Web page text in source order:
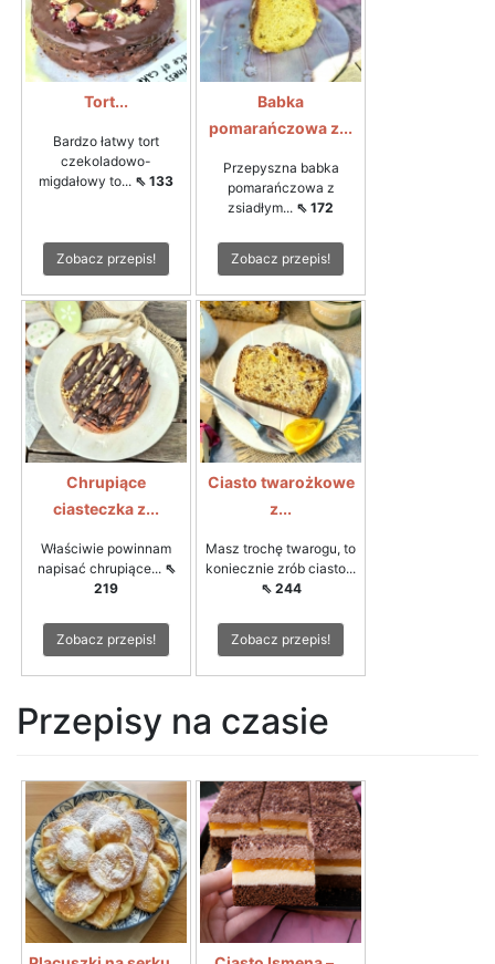
Tort...
Bardzo łatwy tort
czekoladowo-
migdałowy to... ⇖ 133
Zobacz przepis!
Babka
pomarańczowa z...
Przepyszna babka
pomarańczowa z
zsiadłym... ⇖ 172
Zobacz przepis!
Chrupiące
ciasteczka z...
Właściwie powinnam
napisać chrupiące... ⇖
219
Zobacz przepis!
Ciasto twarożkowe
z...
Masz trochę twarogu, to
koniecznie zrób ciasto...
⇖ 244
Zobacz przepis!
Przepisy na czasie